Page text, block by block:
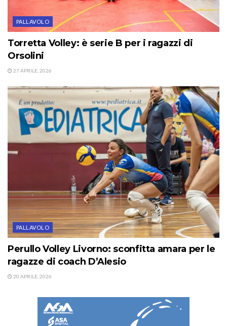
PALLAVOLO
Torretta Volley: è serie B per i ragazzi di
Orsolini
27 APRILE, 2026
PALLAVOLO
Perullo Volley Livorno: sconfitta amara per le
ragazze di coach D’Alesio
20 APRILE, 2026